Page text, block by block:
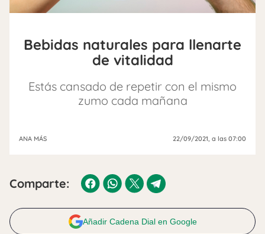
Bebidas naturales para llenarte
de vitalidad
Estás cansado de repetir con el mismo
zumo cada mañana
ANA MÁS 22/09/2021, a las 07:00
Comparte:
Añadir Cadena Dial en Google